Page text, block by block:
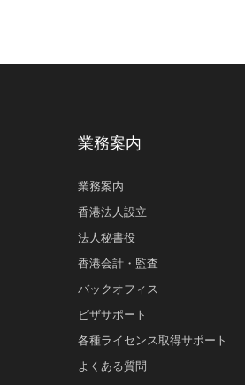
業務案内
業務案内
香港法人設立
法人秘書役
香港会計・監査
バックオフィス
ビザサポート
各種ライセンス取得サポート
よくある質問